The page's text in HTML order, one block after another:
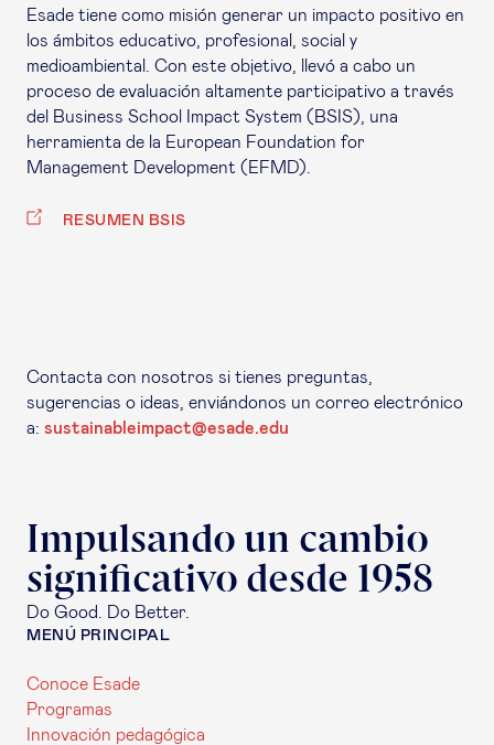
Esade tiene como misión generar un impacto positivo en
los ámbitos educativo, profesional, social y
medioambiental. Con este objetivo, llevó a cabo un
proceso de evaluación altamente participativo a través
del Business School Impact System (BSIS), una
herramienta de la European Foundation for
Management Development (EFMD).
RESUMEN BSIS
Contacta con nosotros si tienes preguntas,
sugerencias o ideas, enviándonos un correo electrónico
a: sustainableimpact@esade.edu
Impulsando un cambio
significativo desde 1958
Do Good. Do Better.
MENÚ PRINCIPAL
Conoce Esade
Programas
Innovación pedagógica